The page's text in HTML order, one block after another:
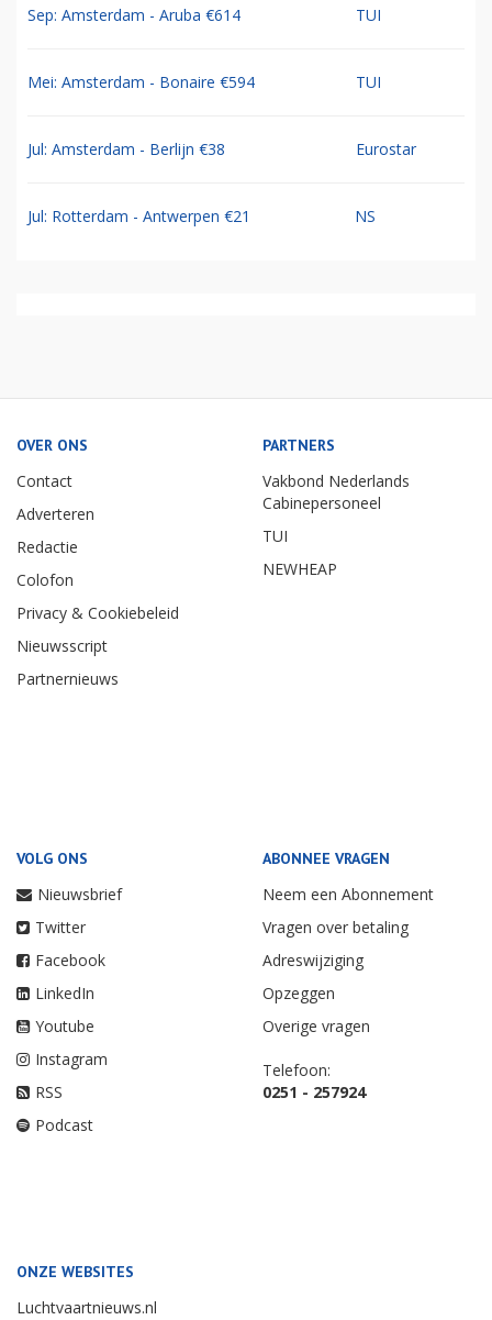
Sep: Amsterdam - Aruba €614 TUI
Mei: Amsterdam - Bonaire €594 TUI
Jul: Amsterdam - Berlijn €38 Eurostar
Jul: Rotterdam - Antwerpen €21 NS
OVER ONS
Contact
Adverteren
Redactie
Colofon
Privacy & Cookiebeleid
Nieuwsscript
Partnernieuws
PARTNERS
Vakbond Nederlands
Cabinepersoneel
TUI
NEWHEAP
VOLG ONS
Nieuwsbrief
Twitter
Facebook
LinkedIn
Youtube
Instagram
RSS
Podcast
ABONNEE VRAGEN
Neem een Abonnement
Vragen over betaling
Adreswijziging
Opzeggen
Overige vragen
Telefoon:
0251 - 257924
ONZE WEBSITES
Luchtvaartnieuws.nl